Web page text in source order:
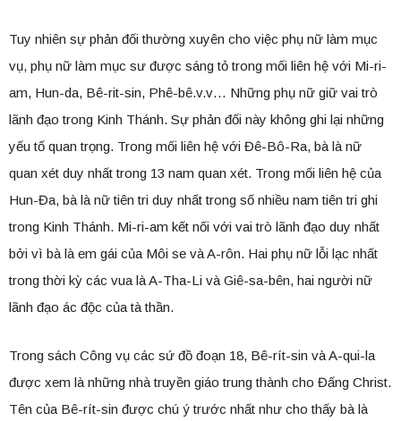
Tuy nhiên sự phản đối thường xuyên cho việc phụ nữ làm mục
vụ, phụ nữ làm mục sư được sáng tỏ trong mối liên hệ với Mi-ri-
am, Hun-da, Bê-rit-sin, Phê-bê.v.v… Những phụ nữ giữ vai trò
lãnh đạo trong Kinh Thánh. Sự phản đối này không ghi lại những
yếu tố quan trọng. Trong mối liên hệ với Đê-Bô-Ra, bà là nữ
quan xét duy nhất trong 13 nam quan xét. Trong mối liên hệ của
Hun-Đa, bà là nữ tiên tri duy nhất trong số nhiều nam tiên tri ghi
trong Kinh Thánh. Mi-ri-am kết nối với vai trò lãnh đạo duy nhất
bởi vì bà là em gái của Môi se và A-rôn. Hai phụ nữ lỗi lạc nhất
trong thời kỳ các vua là A-Tha-Li và Giê-sa-bên, hai người nữ
lãnh đạo ác độc của tà thần.
Trong sách Công vụ các sứ đồ đoạn 18, Bê-rít-sin và A-qui-la
được xem là những nhà truyền giáo trung thành cho Đấng Christ.
Tên của Bê-rít-sin được chú ý trước nhất như cho thấy bà là